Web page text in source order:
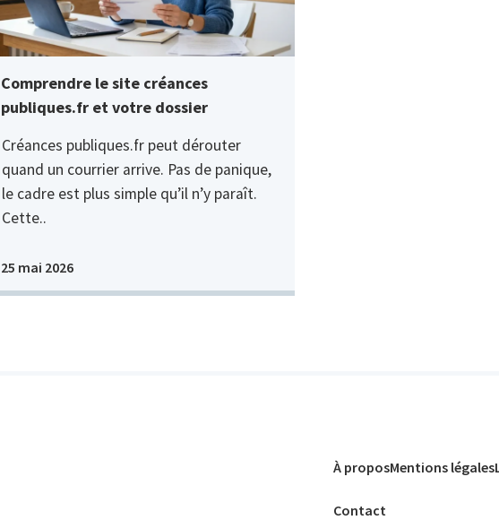
Comprendre le site créances
publiques.fr et votre dossier
Créances publiques.fr peut dérouter
quand un courrier arrive. Pas de panique,
le cadre est plus simple qu’il n’y paraît.
Cette..
25 mai 2026
À proposMentions légales
Contact